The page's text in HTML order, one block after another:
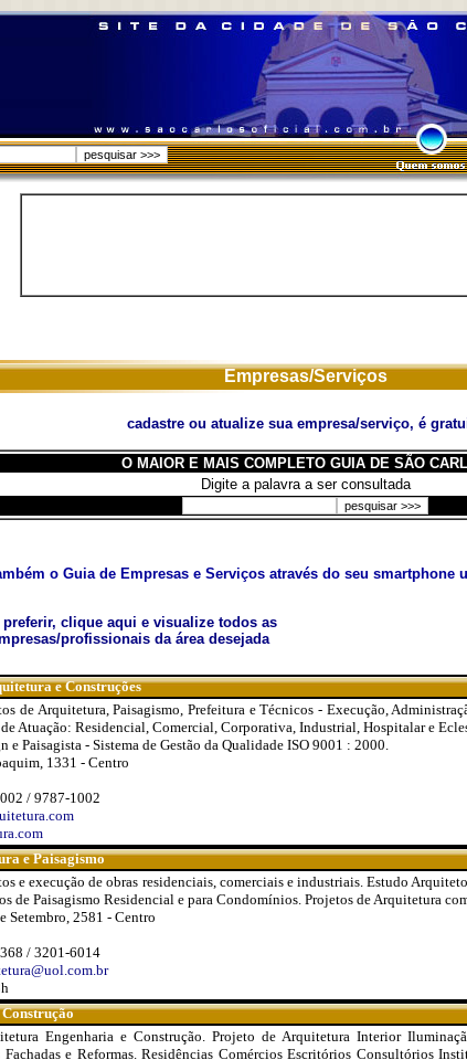
Empresas/Serviços
cadastre ou atualize sua empresa/serviço, é
O MAIOR E MAIS COMPLETO GUIA DE SÃO
Digite a palavra a ser consultada
o Guia de Empresas e Serviços através do seu smartphone
preferir, clique aqui e visualize todos as
profissionais da área desejada
e Construções
de Arquitetura, Paisagismo, Prefeitura e Técnicos - Execução,
de Atuação: Residencial, Comercial, Corporativa, Industrial, Hospitalar e
e Paisagista - Sistema de Gestão da Qualidade ISO 9001 : 2000.
1331 - Centro
/ 9787-1002
e Paisagismo
e execução de obras residenciais, comerciais e industriais. Estudo
de Paisagismo Residencial e para Condomínios. Projetos de Arquitetura
Setembro, 2581 - Centro
/ 3201-6014
Engenharia e Construção. Projeto de Arquitetura Interior
e Reformas. Residências Comércios Escritórios Consultórios